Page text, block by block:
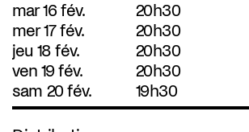
mar 16 fév.
20h30
mer 17 fév. 20h30
jeu 18 fév. 20h30
ven 19 fév. 20h30
sam 20 fév. 19h30